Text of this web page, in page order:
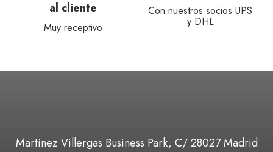
Con nuestros socios UPS ¡Convierta su
Martinez Villergas Business Park, C/ 28027 Madrid